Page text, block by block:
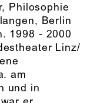
Philosophie
Berlin
1998 - 2000
Linz/
am
und in